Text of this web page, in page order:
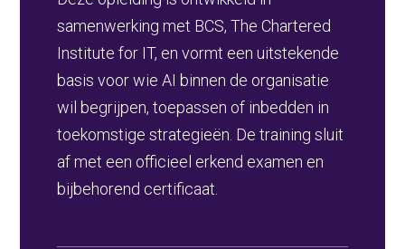
samenwerking met BCS, The Chartered
Institute for IT, en vormt een uitstekende
basis voor wie AI binnen de organisatie
wil begrijpen, toepassen of inbedden in
toekomstige strategieën. De training sluit
af met een officieel erkend examen en
bijbehorend certificaat.